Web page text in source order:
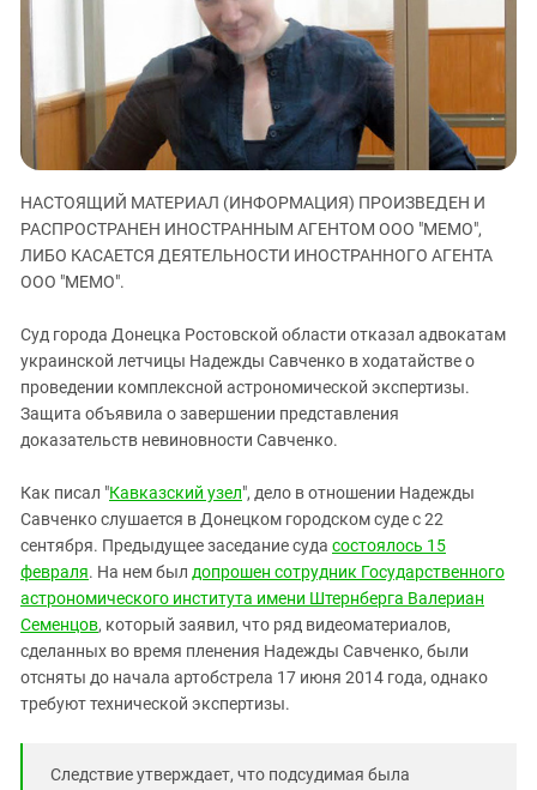
ЗАСТАВЛЯЕТ
КАВКАЗ ЗА ПАЛЕСТИНУ
ИНАКОМЫСЛИЕ В ЧЕЧНЕ
ПРЕСЛЕДОВАНИЕ АКТИВИСТОВ
МОБИЛИЗАЦИЯ И ПРОТЕСТЫ
Кабардино-Балкария
Калмыкия
Карачаево-Черкесия
Краснодарский край
Российская Федерация
Северная Осетия - Алания
СКФО
Южная Осетия
Южный Кавказ
ЮФО
НАСТОЯЩИЙ МАТЕРИАЛ (ИНФОРМАЦИЯ) ПРОИЗВЕДЕН И
РАСПРОСТРАНЕН ИНОСТРАННЫМ АГЕНТОМ ООО "МЕМО",
ЛИБО КАСАЕТСЯ ДЕЯТЕЛЬНОСТИ ИНОСТРАННОГО АГЕНТА
ООО "МЕМО".
Суд города Донецка Ростовской области отказал адвокатам
украинской летчицы Надежды Савченко в ходатайстве о
проведении комплексной астрономической экспертизы.
Защита объявила о завершении представления
доказательств невиновности Савченко.
Как писал "Кавказский узел", дело в отношении Надежды
Савченко слушается в Донецком городском суде с 22
сентября. Предыдущее заседание суда состоялось 15
февраля. На нем был допрошен сотрудник Государственного
астрономического института имени Штернберга Валериан
Семенцов, который заявил, что ряд видеоматериалов,
сделанных во время пленения Надежды Савченко, были
отсняты до начала артобстрела 17 июня 2014 года, однако
требуют технической экспертизы.
Следствие утверждает, что подсудимая была